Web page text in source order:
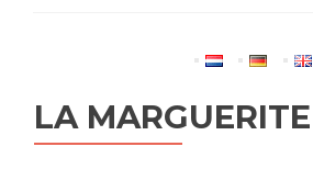
LA MARGUERITE